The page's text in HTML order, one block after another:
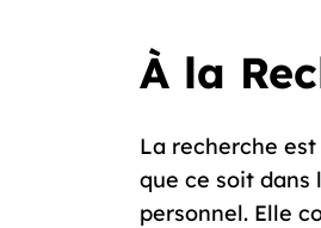
À la
La recherche
que ce soit
personnel. Elle